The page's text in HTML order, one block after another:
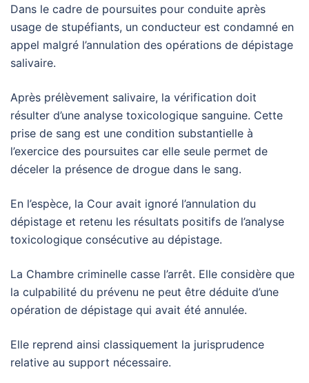
Dans le cadre de poursuites pour conduite après
usage de stupéfiants, un conducteur est condamné en
appel malgré l’annulation des opérations de dépistage
salivaire.
Après prélèvement salivaire, la vérification doit
résulter d’une analyse toxicologique sanguine. Cette
prise de sang est une condition substantielle à
l’exercice des poursuites car elle seule permet de
déceler la présence de drogue dans le sang.
En l’espèce, la Cour avait ignoré l’annulation du
dépistage et retenu les résultats positifs de l’analyse
toxicologique consécutive au dépistage.
La Chambre criminelle casse l’arrêt. Elle considère que
la culpabilité du prévenu ne peut être déduite d’une
opération de dépistage qui avait été annulée.
Elle reprend ainsi classiquement la jurisprudence
relative au support nécessaire.